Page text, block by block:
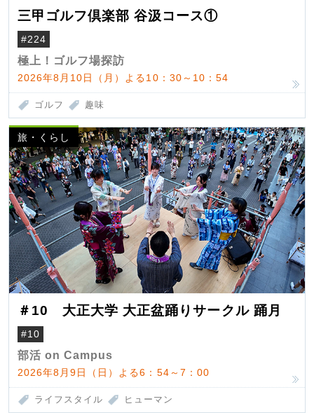
三甲ゴルフ倶楽部 谷汲コース①
#224
極上！ゴルフ場探訪
2026年8月10日（月）よる10：30～10：54
ゴルフ 趣味
旅・くらし
＃10 大正大学 大正盆踊りサークル 踊月
#10
部活 on Campus
2026年8月9日（日）よる6：54～7：00
ライフスタイル ヒューマン